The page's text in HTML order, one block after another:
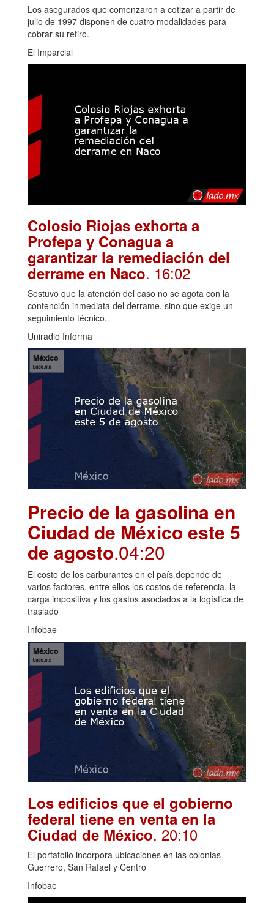
Los asegurados que comenzaron a cotizar a partir de
julio de 1997 disponen de cuatro modalidades para
cobrar su retiro.
El Imparcial
Colosio Riojas exhorta a
Profepa y Conagua a
garantizar la remediación del
derrame en Naco. 16:02
Sostuvo que la atención del caso no se agota con la
contención inmediata del derrame, sino que exige un
seguimiento técnico.
Uniradio Informa
Precio de la gasolina en
Ciudad de México este 5
de agosto.04:20
El costo de los carburantes en el país depende de
varios factores, entre ellos los costos de referencia, la
carga impositiva y los gastos asociados a la logística de
traslado
Infobae
Los edificios que el gobierno
federal tiene en venta en la
Ciudad de México. 20:10
El portafolio incorpora ubicaciones en las colonias
Guerrero, San Rafael y Centro
Infobae